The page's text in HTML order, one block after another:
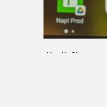
Gmail vil fjerne